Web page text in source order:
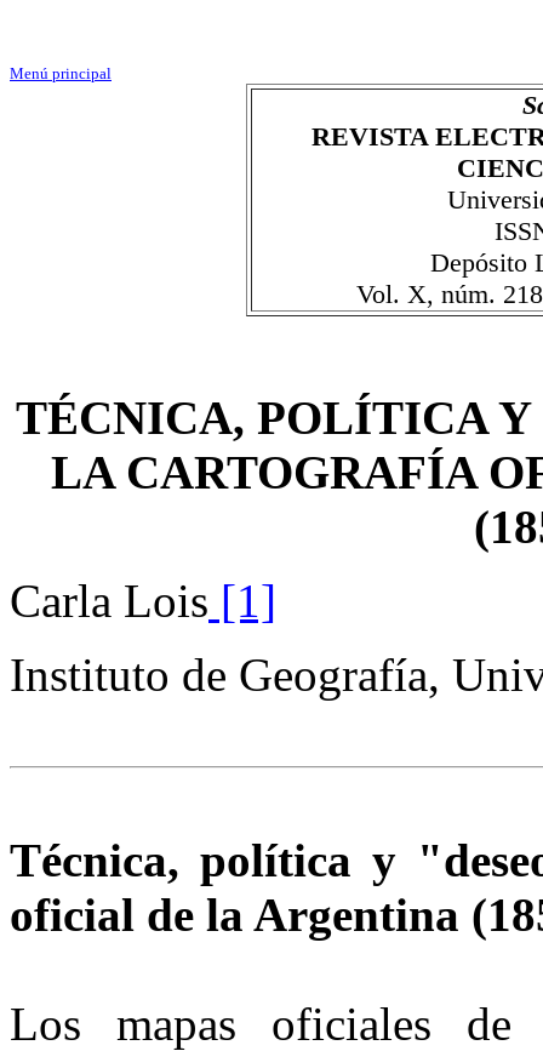
Menú principal
REVISTA
Depósito
Vol. X, núm.
TÉCNICA, POLÍTICA
LA CARTOGRAFÍA
Carla Lois [1]
Instituto de Geografía,
Técnica, política y
oficial de la Argentina
Los mapas oficiales